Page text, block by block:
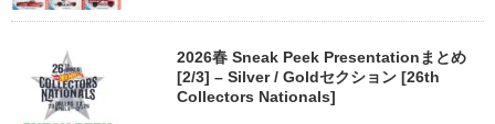
2026春 Sneak Peek Presentationまとめ
[2/3] – Silver / Goldセクション [26th
Collectors Nationals]